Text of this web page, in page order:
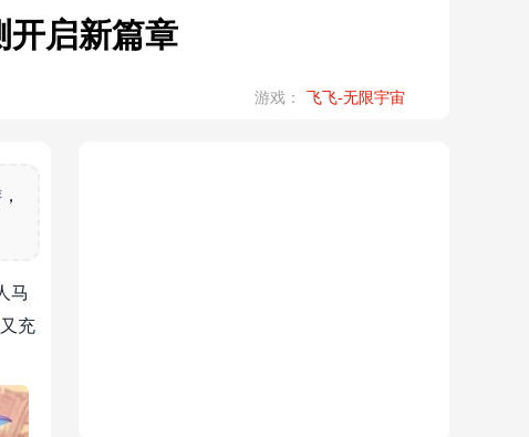
开启新篇章
游戏： 飞飞-无限宇宙
马
充